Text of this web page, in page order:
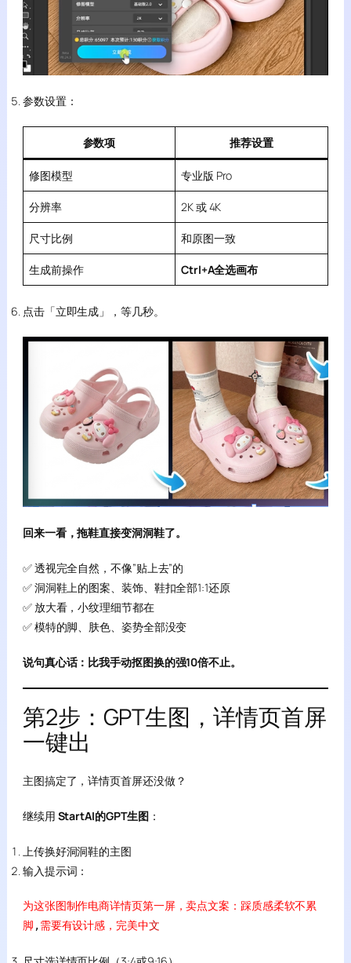
参数设置：
参数项 推荐设置
修图模型 专业版 Pro
分辨率 2K 或 4K
尺寸比例 和原图一致
生成前操作 Ctrl+A全选画布
点击「立即生成」，等几秒。
回来一看，拖鞋直接变洞洞鞋了。
✅ 透视完全自然，不像”贴上去”的
✅ 洞洞鞋上的图案、装饰、鞋扣全部1:1还原
✅ 放大看，小纹理细节都在
✅ 模特的脚、肤色、姿势全部没变
说句真心话：比我手动抠图换的强10倍不止。
第2步：GPT生图，详情页首屏
一键出
主图搞定了，详情页首屏还没做？
继续用 StartAI的GPT生图 ：
上传换好洞洞鞋的主图
输入提示词：
为这张图制作电商详情页第一屏，卖点文案：踩质感柔软不累
脚 ,需要有设计感，完美中文